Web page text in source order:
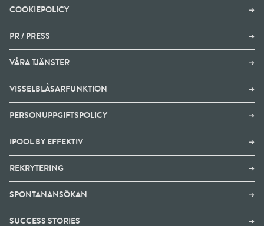
COOKIEPOLICY ➔
PR / PRESS ➔
VÅRA TJÄNSTER ➔
VISSELBLÅSARFUNKTION ➔
PERSONUPPGIFTSPOLICY ➔
IPOOL BY EFFEKTIV ➔
REKRYTERING ➔
SPONTANANSÖKAN ➔
SUCCESS STORIES ➔